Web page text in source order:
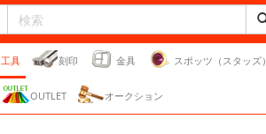
工具 刻印 金具 スポッツ（スタッズ）
OUTLET オークション